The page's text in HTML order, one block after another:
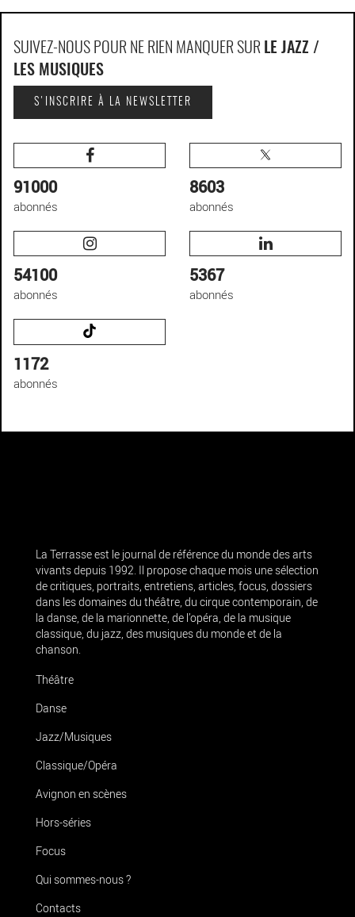
SUIVEZ-NOUS POUR NE RIEN MANQUER SUR LE JAZZ /
LES MUSIQUES
S'INSCRIRE À LA NEWSLETTER
91000
abonnés
8603
abonnés
54100
abonnés
5367
abonnés
1172
abonnés
La Terrasse est le journal de référence du monde des arts
vivants depuis 1992. Il propose chaque mois une sélection
de critiques, portraits, entretiens, articles, focus, dossiers
dans les domaines du théâtre, du cirque contemporain, de
la danse, de la marionnette, de l’opéra, de la musique
classique, du jazz, des musiques du monde et de la
chanson.
Théâtre
Danse
Jazz/Musiques
Classique/Opéra
Avignon en scènes
Hors-séries
Focus
Qui sommes-nous ?
Contacts